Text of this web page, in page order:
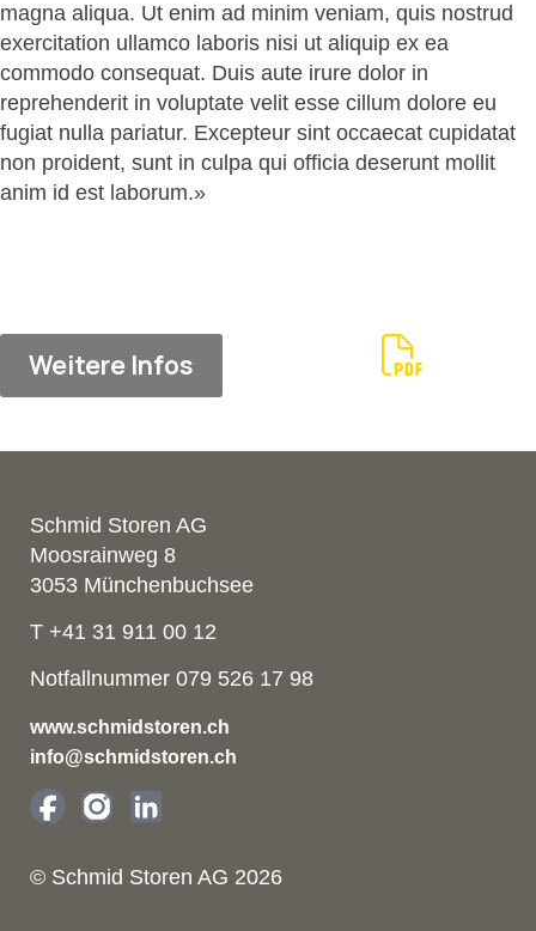
magna aliqua. Ut enim ad minim veniam, quis nostrud
exercitation ullamco laboris nisi ut aliquip ex ea
commodo consequat. Duis aute irure dolor in
reprehenderit in voluptate velit esse cillum dolore eu
fugiat nulla pariatur. Excepteur sint occaecat cupidatat
non proident, sunt in culpa qui officia deserunt mollit
anim id est laborum.»
Weitere Infos
Schmid Storen AG
Moosrainweg 8
3053 Münchenbuchsee
T +41 31 911 00 12
Notfallnummer 079 526 17 98
www.schmidstoren.ch
info@schmidstoren.ch
© Schmid Storen AG 2026